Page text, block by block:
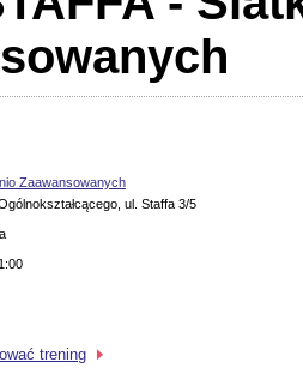
Zaawansowanych
ul. Staffa 3/5
trening